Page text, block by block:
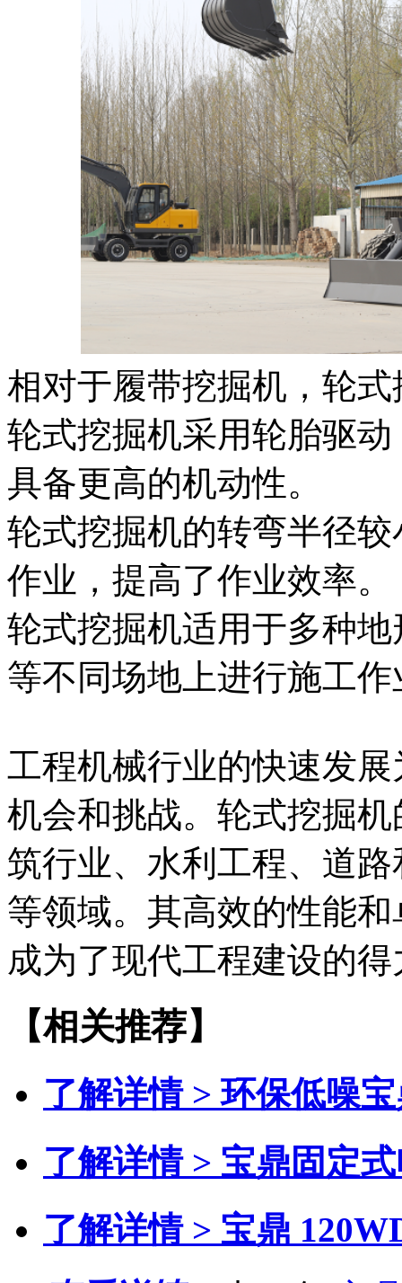
相对于履带挖掘机，轮
轮式挖掘机采用轮胎驱
具备更高的机动性。
轮式挖掘机的转弯半径
作业，提高了作业效率。
轮式挖掘机适用于多种
等不同场地上进行施工作
工程机械行业的快速发
机会和挑战。轮式挖掘
筑行业、水利工程、道
等领域。其高效的性能
成为了现代工程建设的
【相关推荐】
了解详情 >环保低噪
了解详情 > 宝鼎固定
了解详情 > 宝鼎